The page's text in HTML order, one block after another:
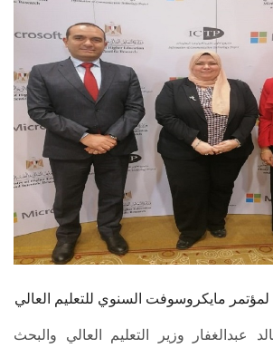
هيئة التدريس
الدراسات العليا
الخريجين
الموظفون
الزائـرون
لمؤتمر مايكروسوفت السنوي للتعليم العالي
عبدالغفار وزير التعليم العالي والبحث